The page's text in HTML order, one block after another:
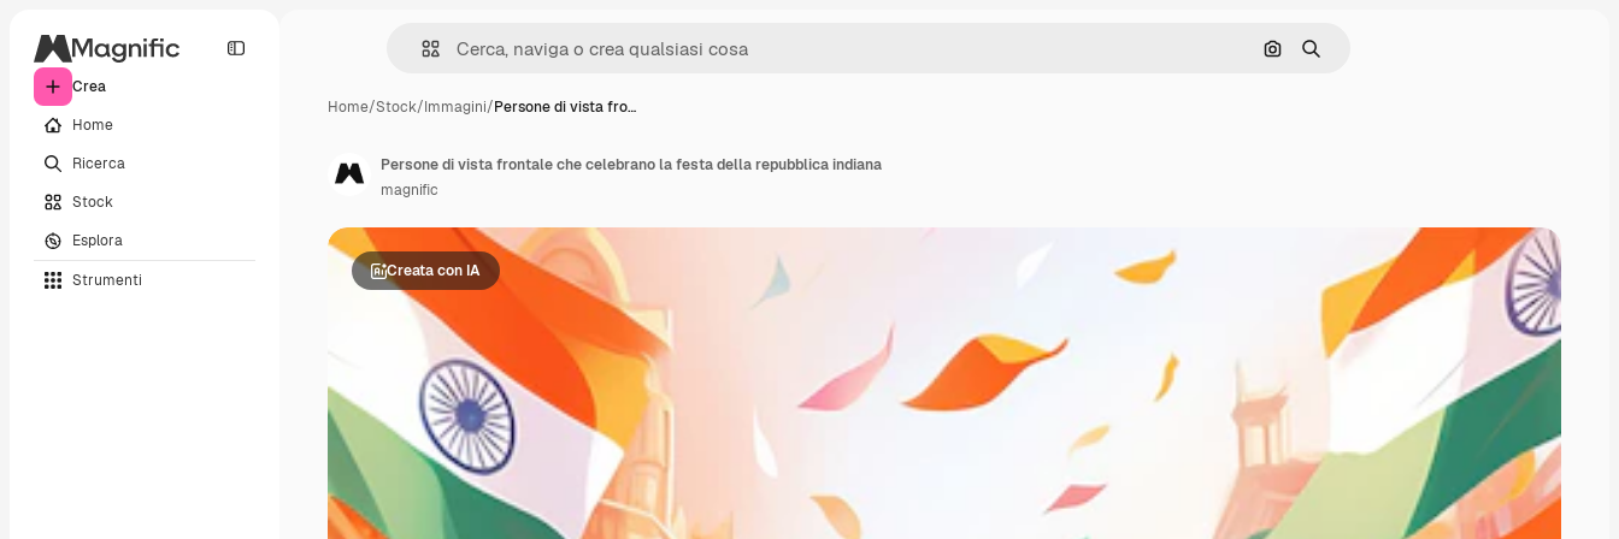
Crea
Home
Ricerca
Stock
Esplora
Strumenti
Cerca per immagine
Ricerca
Home/Stock/Immagini/Persone di vista fro…
Creata con IA
Persone di vista frontale che celebrano la festa della repubblica indiana
magnific